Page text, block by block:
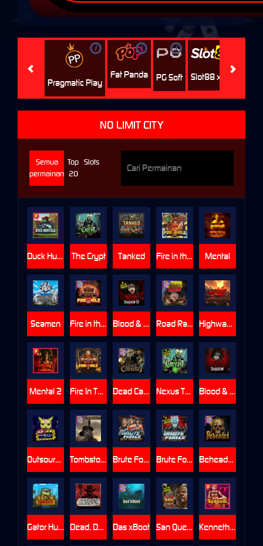
i
Pragmatic Play
i
Fat Panda
i
PG Soft Slot88 x PP
NO LIMIT CITY
Semua
permainan
Top
20
Slots
Seamen
Duck Hunters Fire in the Hole 3
Dead, Dead, or Deader
Highway to Hell
Brute Force
Mental 2
San Quentin 2: Death Row
Blood & Shadow
Blood & Shadow 2
Mental
The Crypt
Outsourced Beheaded
Brute Force: Alien Onslaught
Nexus The Crypt
Gator Hunters Kenneth Must Die
Tombstone RIP
Fire in the Hole 2
Tanked
Fire In The Hole xBomb
Das xBoot
Road Rage
Dead Canary